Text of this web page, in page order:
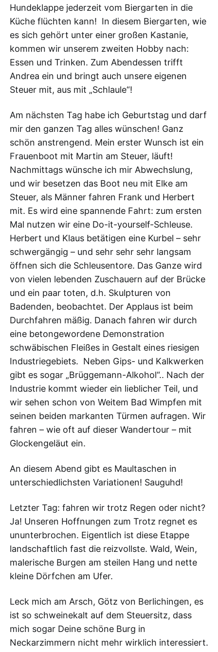
Hundeklappe jederzeit vom Biergarten in die
Küche flüchten kann! In diesem Biergarten, wie
es sich gehört unter einer großen Kastanie,
kommen wir unserem zweiten Hobby nach:
Essen und Trinken. Zum Abendessen trifft
Andrea ein und bringt auch unsere eigenen
Steuer mit, aus mit „Schlaule“!
Am nächsten Tag habe ich Geburtstag und darf
mir den ganzen Tag alles wünschen! Ganz
schön anstrengend. Mein erster Wunsch ist ein
Frauenboot mit Martin am Steuer, läuft!
Nachmittags wünsche ich mir Abwechslung,
und wir besetzen das Boot neu mit Elke am
Steuer, als Männer fahren Frank und Herbert
mit. Es wird eine spannende Fahrt: zum ersten
Mal nutzen wir eine Do-it-yourself-Schleuse.
Herbert und Klaus betätigen eine Kurbel – sehr
schwergängig – und sehr sehr sehr langsam
öffnen sich die Schleusentore. Das Ganze wird
von vielen lebenden Zuschauern auf der Brücke
und ein paar toten, d.h. Skulpturen von
Badenden, beobachtet. Der Applaus ist beim
Durchfahren mäßig. Danach fahren wir durch
eine betongewordene Demonstration
schwäbischen Fleißes in Gestalt eines riesigen
Industriegebiets. Neben Gips- und Kalkwerken
gibt es sogar „Brüggemann-Alkohol“.. Nach der
Industrie kommt wieder ein lieblicher Teil, und
wir sehen schon von Weitem Bad Wimpfen mit
seinen beiden markanten Türmen aufragen. Wir
fahren – wie oft auf dieser Wandertour – mit
Glockengeläut ein.
An diesem Abend gibt es Maultaschen in
unterschiedlichsten Variationen! Sauguhd!
Letzter Tag: fahren wir trotz Regen oder nicht?
Ja! Unseren Hoffnungen zum Trotz regnet es
ununterbrochen. Eigentlich ist diese Etappe
landschaftlich fast die reizvollste. Wald, Wein,
malerische Burgen am steilen Hang und nette
kleine Dörfchen am Ufer.
Leck mich am Arsch, Götz von Berlichingen, es
ist so schweinekalt auf dem Steuersitz, dass
mich sogar Deine schöne Burg in
Neckarzimmern nicht mehr wirklich interessiert.